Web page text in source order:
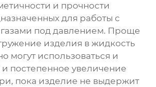
и прочности
для работы с
под давлением. Проще
изделия в жидкость
могут использоваться и
постепенное увеличение
пока изделие не выдержит